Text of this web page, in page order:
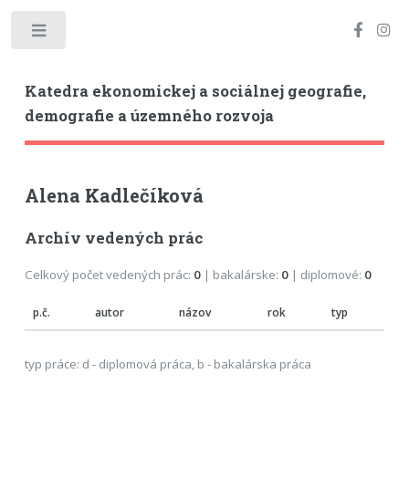
Katedra ekonomickej a sociálnej geografie,
demografie a územného rozvoja
Alena Kadlečíková
Archív vedených prác
Celkový počet vedených prác: 0| bakalárske: 0| diplomové: 0
p.č. autor názov rok typ
typ práce: d - diplomová práca, b - bakalárska práca